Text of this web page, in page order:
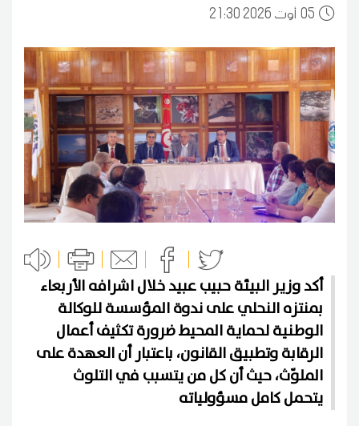
0521:30 2026 أوت
أكد وزير البيئة حبيب عبيد خلال اشرافه الأربعاء
بمنتزه النحلي على ندوة المؤسسة للوكالة
الوطنية لحماية المحيط ضرورة تكثيف أعمال
الرقابة وتطبيق القانون، باعتبار أن العهدة على
الملوّث، حيث أن كل من يتسبب في التلوث
يتحمل كامل مسؤولياته